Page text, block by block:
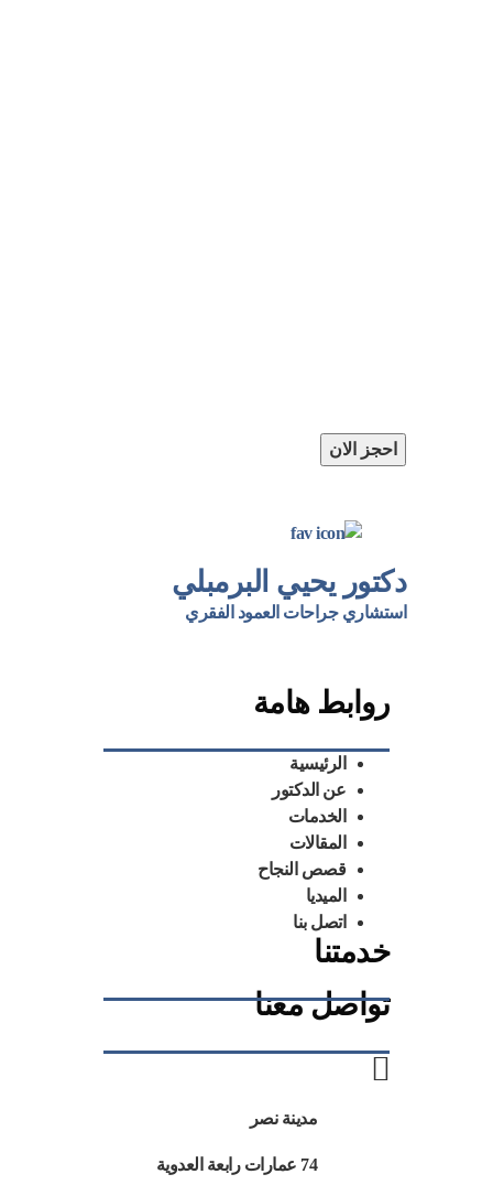
احجز الان
دكتور يحيي البرمبلي
استشاري جراحات العمود الفقري
روابط هامة
الرئيسية
عن الدكتور
الخدمات
المقالات
قصص النجاح
الميديا
اتصل بنا
خدمتنا
تواصل معنا
مدينة نصر
74 عمارات رابعة العدوية